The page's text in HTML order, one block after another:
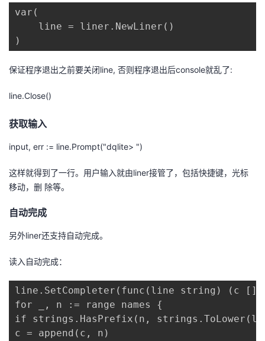
var(
line = liner.NewLiner()
)
保证程序退出之前要关闭line, 否则程序退出后console就乱了:
line.Close()
获取输入
input, err := line.Prompt("dqlite> ")
这样就得到了一行。用户输入就由liner接管了，包括快捷键，光标
移动，删 除等。
自动完成
另外liner还支持自动完成。
读入自动完成：
line.SetCompleter(func(line string) (c
for _, n := range names {
if strings.HasPrefix(n,
c = append(c, n)